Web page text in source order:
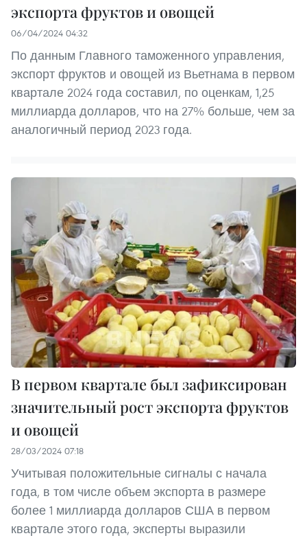
экспорта фруктов и овощей
06/04/2024 04:32
По данным Главного таможенного управления,
экспорт фруктов и овощей из Вьетнама в первом
квартале 2024 года составил, по оценкам, 1,25
миллиарда долларов, что на 27% больше, чем за
аналогичный период 2023 года.
В первом квартале был зафиксирован
значительный рост экспорта фруктов
и овощей
28/03/2024 07:18
Учитывая положительные сигналы с начала
года, в том числе объем экспорта в размере
более 1 миллиарда долларов США в первом
квартале этого года, эксперты выразили